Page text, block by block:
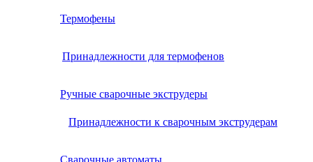
Термофены
Принадлежности для термофенов
Ручные сварочные экструдеры
Принадлежности к сварочным экструдерам
Сварочные автоматы